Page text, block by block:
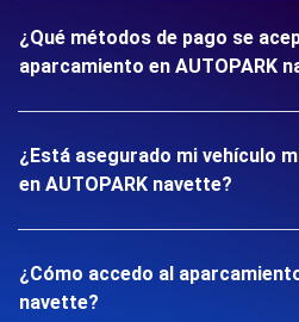
¿Qué métodos de pago se
aparcamiento en AUTOPARK
¿Está asegurado mi vehículo
en AUTOPARK navette?
¿Cómo accedo al
navette?